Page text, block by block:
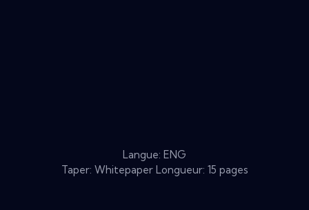
Langue: ENG
Taper: Whitepaper Longueur: 15 pages